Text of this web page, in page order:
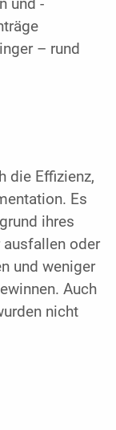
und -
– rund
die Effizienz,
Es
ihres
ausfallen oder
und weniger
Auch
nicht